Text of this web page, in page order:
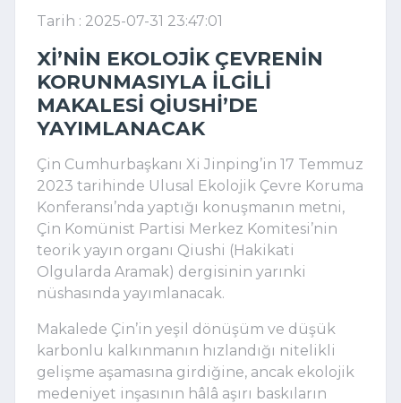
Tarih : 2025-07-31 23:47:01
XI’NIN EKOLOJIK ÇEVRENIN
KORUNMASIYLA ILGILI
MAKALESI QIUSHI’DE
YAYIMLANACAK
Çin Cumhurbaşkanı Xi Jinping’in 17 Temmuz
2023 tarihinde Ulusal Ekolojik Çevre Koruma
Konferansı’nda yaptığı konuşmanın metni,
Çin Komünist Partisi Merkez Komitesi’nin
teorik yayın organı Qiushi (Hakikati
Olgularda Aramak) dergisinin yarınki
nüshasında yayımlanacak.
Makalede Çin’in yeşil dönüşüm ve düşük
karbonlu kalkınmanın hızlandığı nitelikli
gelişme aşamasına girdiğine, ancak ekolojik
medeniyet inşasının hâlâ aşırı baskıların